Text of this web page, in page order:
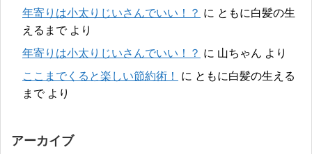
年寄りは小太りじいさんでいい！？ に ともに白髪の生
えるまでより
年寄りは小太りじいさんでいい！？ に 山ちゃん より
ここまでくると楽しい節約術！
に ともに白髪の生える
までより
アーカイブ